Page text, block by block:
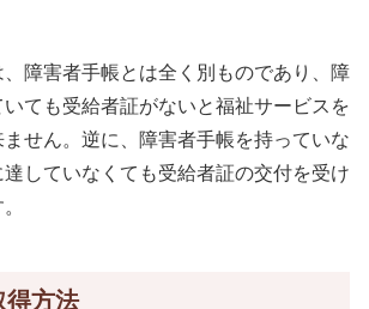
障害者手帳とは全く別ものであり、障
ても受給者証がないと福祉サービスを
せん。逆に、障害者手帳を持っていな
していなくても受給者証の交付を受け
得方法